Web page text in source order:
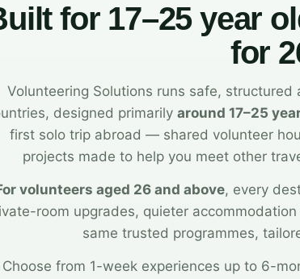
for 17–25 year
for
Volunteering Solutions runs safe,
designed primarily around 17–25
first solo trip abroad — shared volunteer
projects made to help you meet other
volunteers aged 26 and above, every
room upgrades, quieter
same trusted programmes,
Choose from 1-week experiences up to 6-